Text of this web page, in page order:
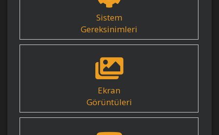
Sistem
Gereksinimleri
Ekran
Görüntüleri